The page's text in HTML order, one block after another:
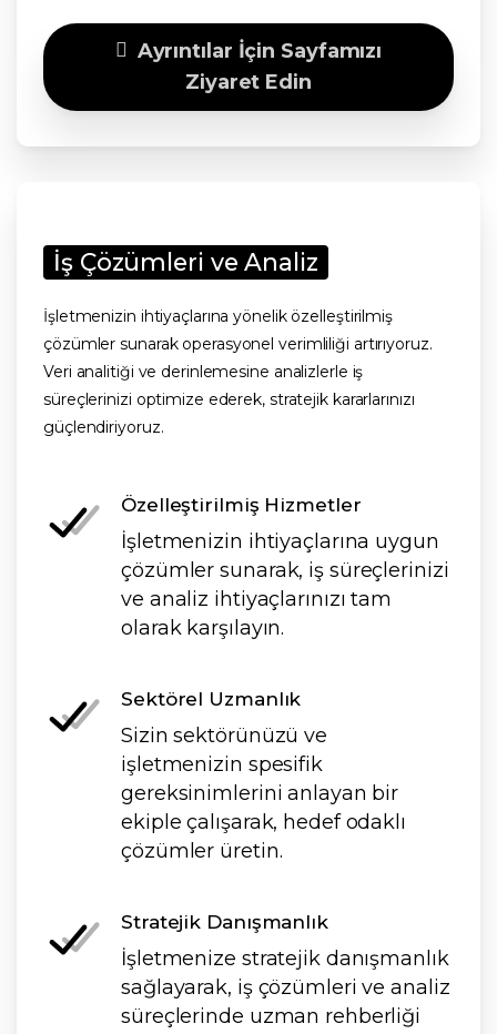
Ayrıntılar İçin Sayfamızı
Ziyaret Edin
İş Çözümleri ve Analiz
İşletmenizin ihtiyaçlarına yönelik özelleştirilmiş
çözümler sunarak operasyonel verimliliği artırıyoruz.
Veri analitiği ve derinlemesine analizlerle iş
süreçlerinizi optimize ederek, stratejik kararlarınızı
güçlendiriyoruz.
Özelleştirilmiş Hizmetler
İşletmenizin ihtiyaçlarına uygun
çözümler sunarak, iş süreçlerinizi
ve analiz ihtiyaçlarınızı tam
olarak karşılayın.
Sektörel Uzmanlık
Sizin sektörünüzü ve
işletmenizin spesifik
gereksinimlerini anlayan bir
ekiple çalışarak, hedef odaklı
çözümler üretin.
Stratejik Danışmanlık
İşletmenize stratejik danışmanlık
sağlayarak, iş çözümleri ve analiz
süreçlerinde uzman rehberliği